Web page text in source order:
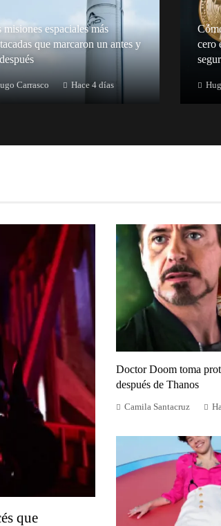
misiones espaciales más
que marcaron un antes y
Carrasco Hace 4 días
cero
que
Doctor Doom toma
después de Thanos
Camila Santacruz